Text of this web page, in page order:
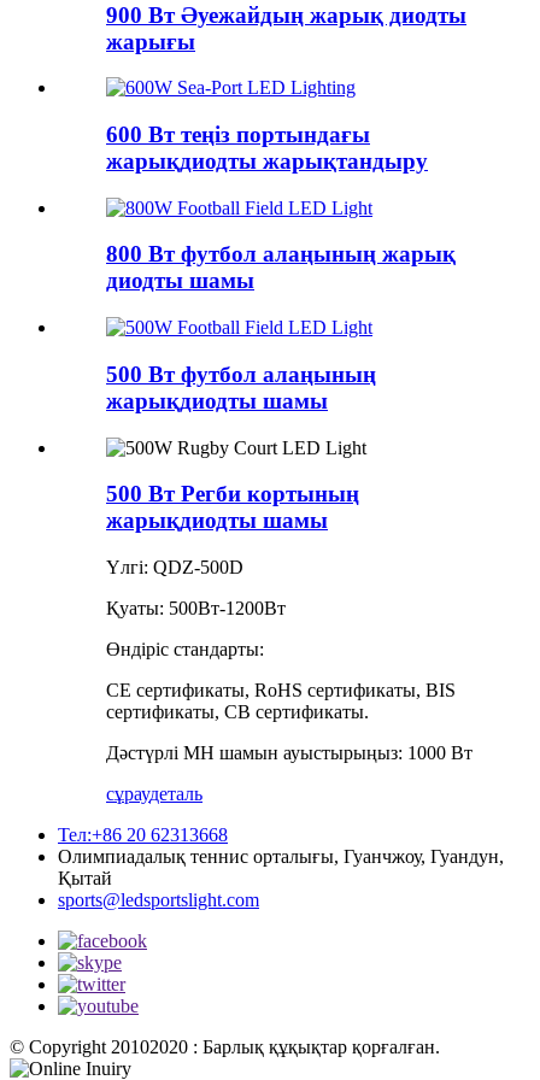
900 Вт Әуежайдың жарық диодты
жарығы
600 Вт теңіз портындағы
жарықдиодты жарықтандыру
800 Вт футбол алаңының жарық
диодты шамы
500 Вт футбол алаңының
жарықдиодты шамы
500 Вт Регби кортының
жарықдиодты шамы
Үлгі: QDZ-500D
Қуаты: 500Вт-1200Вт
Өндіріс стандарты:
CE сертификаты, RoHS сертификаты, BIS
сертификаты, CB сертификаты.
Дәстүрлі MH шамын ауыстырыңыз: 1000 Вт
сұраудеталь
Тел:+86 20 62313668
Олимпиадалық теннис орталығы, Гуанчжоу, Гуандун,
Қытай
sports@ledsportslight.com
© Copyright 20102020 : Барлық құқықтар қорғалған.